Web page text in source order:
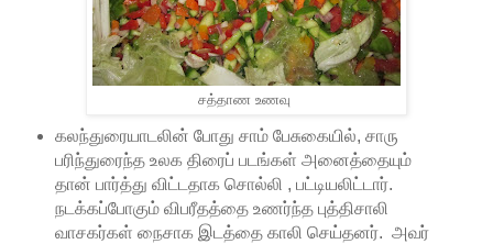
சத்தாண உணவு
கலந்துரையாடலின் போது சாம் பேசுகையில், சாரு
பரிந்துரைந்த உலக திரைப் படங்கள் அனைத்தையும்
தான் பார்த்து விட்டதாக சொல்லி , பட்டியலிட்டார்.
நடக்கப்போகும் விபரீதத்தை உணர்ந்த புத்திசாலி
வாசகர்கள் நைசாக இடத்தை காலி செய்தனர். அவர்